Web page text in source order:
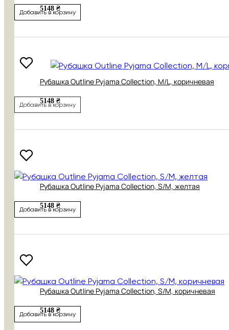
5148 ₴
Добавить в корзину
Рубашка Outline Pyjama Collection, M/L, коричневая
5148 ₴
Добавить в корзину
Рубашка Outline Pyjama Collection, S/M, желтая
5148 ₴
Добавить в корзину
Рубашка Outline Pyjama Collection, S/M, коричневая
5148 ₴
Добавить в корзину